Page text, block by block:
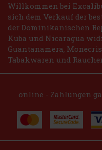
Willkommen bei
sich dem Verkauf der
der Dominikanischen
Kuba und Nicaragua
Guantanamera,
Tabakwaren und
online - Zahlungen